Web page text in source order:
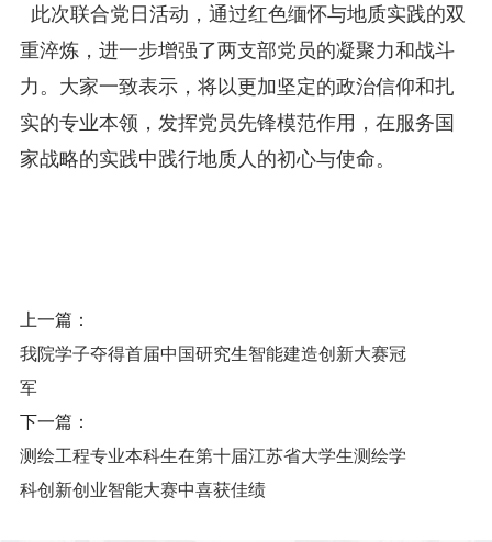
此次联合党日活动，通过红色缅怀与地质实践的双
重淬炼，进一步增强了两支部党员的凝聚力和战斗
力。大家一致表示，将以更加坚定的政治信仰和扎
实的专业本领，发挥党员先锋模范作用，在服务国
家战略的实践中践行地质人的初心与使命。
上一篇：
我院学子夺得首届中国研究生智能建造创新大赛冠
军
下一篇：
测绘工程专业本科生在第十届江苏省大学生测绘学
科创新创业智能大赛中喜获佳绩